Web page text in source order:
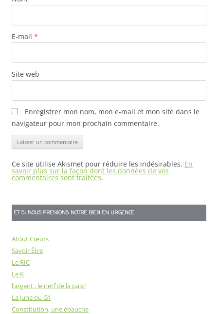
E-mail *
Site web
Enregistrer mon nom, mon e-mail et mon site dans le
navigateur pour mon prochain commentaire.
Ce site utilise Akismet pour réduire les indésirables. En
savoir plus sur la façon dont les données de vos
commentaires sont traitées.
ET SI NOUS PRENIONS NOTRE BIEN EN URGENCE
Atout Cœurs
Savoir Être
Le RIC
Le K
l’argent : le nerf de la paix!
La June ou G1
Constitution, une ébauche